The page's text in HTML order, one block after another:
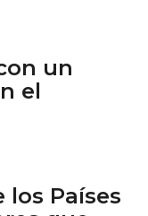
un
el
los Países